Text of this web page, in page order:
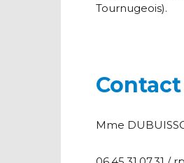
Tournugeois).
Contact
Mme